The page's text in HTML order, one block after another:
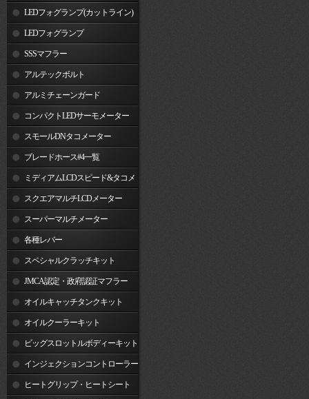
LEDフォグランプ(カットライン)
LEDフォグランプ
SSSマフラー
アルテックボルト
アルミチェーンガード
コンパクトLEDサーモメーター
スモールDNタコメーター
ブレードホース#4一覧
ミディアムLCDスピード&タコメ
ータースクエアマルチLCDメーター
スーパーマルチメーター
各種レバー
スペシャルクラッチキット
JMCA認定・政府認証マフラー
オイルキャッチタンクキット
オイルクーラーキット
ビッグスロットルボディーキット
インジェクションコントローラー
ヒートグリップ・ヒートシート